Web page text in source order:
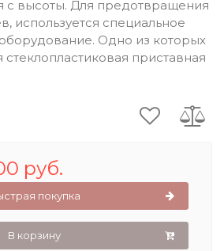
с высоты. Для предотвращения
используется специальное
Одно из которых
стеклопластиковая приставная
руб.
покупка
В корзину